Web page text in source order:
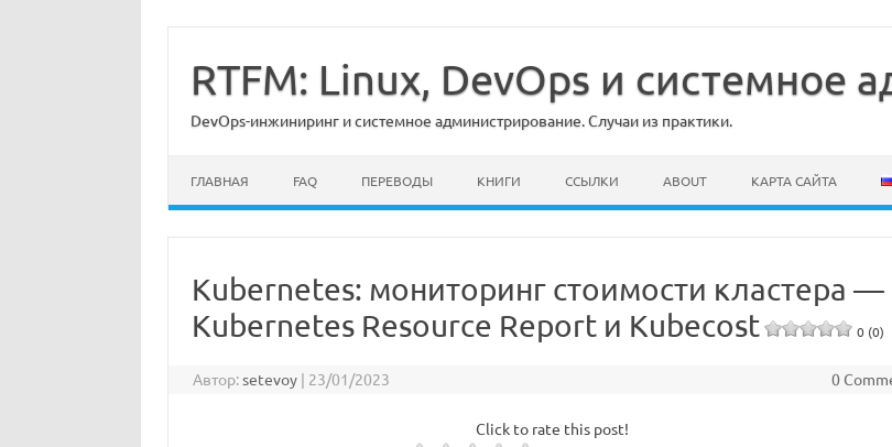
содержимому
RTFM: Linux, DevOps и системное
DevOps-инжиниринг и системное администрирование. Случаи из практики.
ГЛАВНАЯ FAQ ПЕРЕВОДЫ КНИГИ ССЫЛКИ ABOUT КАРТА САЙТА
Kubernetes: мониторинг стоимости кластера —
Kubernetes Resource Report и Kubecost
0 (0)
Автор:setevoy | 23/01/2023 0
Click to rate this post!